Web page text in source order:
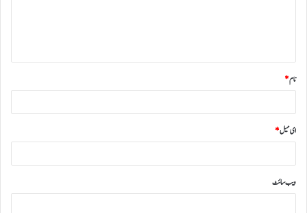
نام*
ای میل*
ویب‌ سائٹ